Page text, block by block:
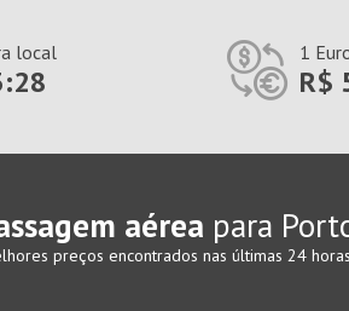
local 1
R$
aérea para
preços encontrados nas últimas 24 horas